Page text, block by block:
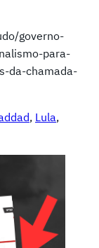
governo-
para-
da-chamada-
, Lula